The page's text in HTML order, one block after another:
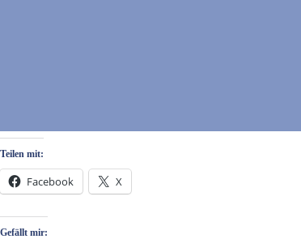
Teilen mit:
Facebook X
Gefällt mir: